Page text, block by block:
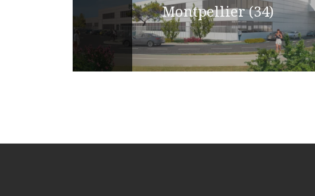
Montpellier (34)